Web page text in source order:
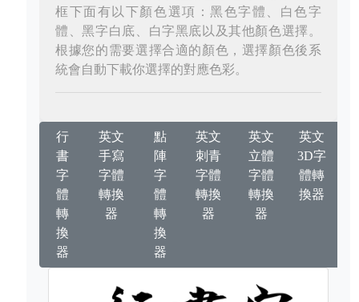
框下面有以下顏色選項：黑色字體、白色字
體、黑字白底、白字黑底以及其他顏色選擇。
根據您的需要選擇合適的顏色，選擇顏色後系
統會自動下載你選擇的對應色彩。
行
書
字
體
轉
換
器
英文
手寫
字體
轉換
器
點
陣
字
體
轉
換
器
英文
刺青
字體
轉換
器
英文
立體
字體
轉換
器
英文
3D字
體轉
換器